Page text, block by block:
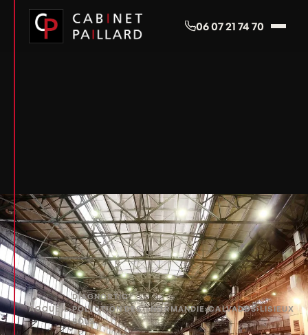
06 07 21 74 70
ACCUEIL›
DIAGNOSTIC
POLLUTION DES
SOLS
›NORMANDIE›CALVADOS›LISIEUX
Panneau de gestion des cookies